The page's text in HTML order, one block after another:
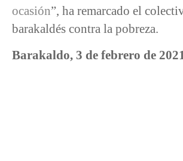
ocasión”, ha remarcado el
barakaldés contra la pobreza.
Barakaldo, 3 de febrero de 2021